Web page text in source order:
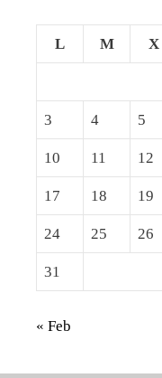
L
M X
3 4 5
10 11 12
17 18 19
24 25 26
31
« Feb